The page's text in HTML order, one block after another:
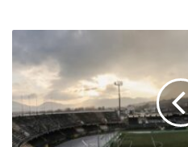
campioni
della
Serie
A
al
Partenio-